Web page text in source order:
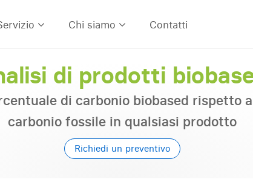
Chi siamo Contatti
di prodotti
di carbonio biobased rispetto
carbonio fossile in qualsiasi prodotto